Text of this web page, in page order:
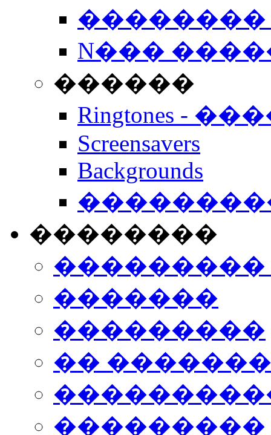
��������
N���
������
Ringtones -
Screensavers
Backgrounds
��������
���������
�������
���������
��
���������